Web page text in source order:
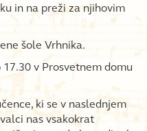
in na preži za njihovim
šole Vrhnika.
v Prosvetnem domu
ki se v naslednjem
nas vsakokrat